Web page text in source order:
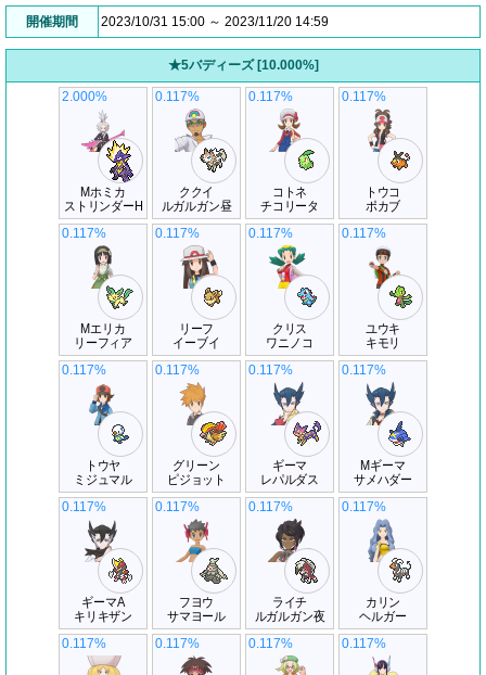
開催期間 2023/10/31 15:00 ～ 2023/11/20 14:59
★5バディーズ [10.000%]
Mホミカ
ストリンダーH
2.000%
ククイ
ルガルガン昼
0.117%
コトネ
チコリータ
0.117%
トウコ
ポカブ
0.117%
Mエリカ
リーフィア
0.117%
リーフ
イーブイ
0.117%
クリス
ワニノコ
0.117%
ユウキ
キモリ
0.117%
トウヤ
ミジュマル
0.117%
グリーン
ピジョット
0.117%
ギーマ
レパルダス
0.117%
Mギーマ
サメハダー
0.117%
ギーマA
キリキザン
0.117%
フヨウ
サマヨール
0.117%
ライチ
ルガルガン夜
0.117%
カリン
ヘルガー
0.117%
0.117% 0.117% 0.117% 0.117%